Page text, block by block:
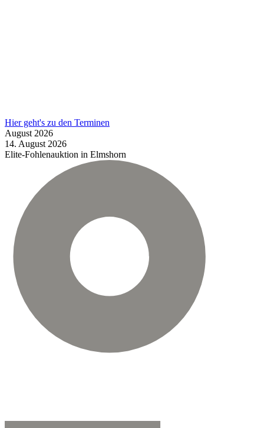
Hier geht's zu den Terminen
August 2026
14. August 2026
Elite-Fohlenauktion in Elmshorn